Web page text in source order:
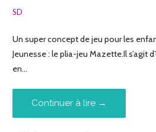
SD
Un super concept de jeu pour les
Jeunesse : le plia-jeu Mazette.Il s’agit
en…
Continuer à lire →